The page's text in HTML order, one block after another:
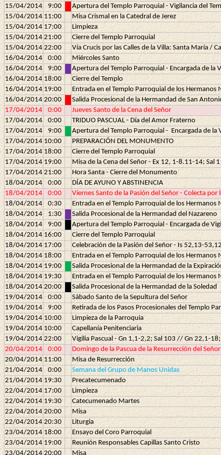
15/04/2014
9:00
Apertura del Templo Parroquial - Vigilancia del
15/04/2014 11:00
Misa Crismal en la Catedral de Jerez
15/04/2014 17:00
Limpieza
15/04/2014 21:00
Cierre del Templo Parroquial
15/04/2014 22:00
Vía Crucis por las Calles de la Villa: Santa María /
16/04/2014
0:00
Miércoles Santo
16/04/2014
9:00
Apertura del Templo Parroquial - Encargada de la
16/04/2014 18:00
Cierre del Templo
16/04/2014 19:00
Entrada en el Templo Parroquial de los Hermanos
16/04/2014 20:00
Salida Procesional de la Hermandad de San
17/04/2014
0:00
Jueves Santo de la Cena del Señor
17/04/2014
0:00
TRIDUO PASCUAL - Día del Amor Fraterno
17/04/2014
9:00 Apertura del Templo Parroquial - Encargada de la
17/04/2014 10:00
PREPARACIÓN DEL MONUMENTO
17/04/2014 18:00
Cierre del Templo Parroquial
17/04/2014 19:00
Misa de la Cena del Señor - Ex 12, 1-8.11-14;
17/04/2014 21:00
Hora Santa - Cierre del Monumento
18/04/2014
0:00
DÍA DE AYUNO Y ABSTINENCIA
18/04/2014
0:00
Viernes Santo de la Pasión del Señor - Colecta por
18/04/2014
0:30
Entrada en el Templo Parroquial de los Hermanos
18/04/2014
1:30
Salida Procesional de la Hermandad del Nazareno
18/04/2014
9:00
Apertura del Templo Parroquial - Encargada de
18/04/2014 16:00
Cierre del Templo Parroquial
18/04/2014 17:00
Celebración de la Pasión del Señor - Is 52,13-
18/04/2014 18:00
Entrada en el Templo Parroquial de los Hermanos
18/04/2014 19:00
Salida Procesional de la Hermandad de la
18/04/2014 19:30
Entrada en el Templo Parroquial de los Hermanos
18/04/2014 20:00
Salida Procesional de la Hermandad de la Soledad
19/04/2014
0:00
Sábado Santo de la Sepultura del Señor
19/04/2014
9:00
Retirada de los Pasos Procesionales del Templo
19/04/2014 10:00
Limpieza de la Parroquia
19/04/2014 10:00
Capellanía Penitenciaria
19/04/2014 22:00
Vigilia Pascual - Gn 1,1-2,2; Sal 103 // Gn 22,1-
20/04/2014
0:00
Domingo de la Pascua de la Resurrección del
20/04/2014 11:00
Misa de Resurrección
21/04/2014
0:00
Semana del Grupo de Manos Unidas
21/04/2014 19:30
Precatecumenado
22/04/2014 17:00
Limpieza
22/04/2014 19:30
Catecumenado Martes
22/04/2014 20:00
Misa
22/04/2014 20:30
Liturgia
23/04/2014 18:00
Ensayo del Coro Parroquial
23/04/2014 19:00
Reunión Responsables Capillas Santo Cristo
23/04/2014 20:00 Misa